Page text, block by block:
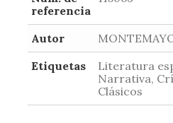
referencia
Autor
Etiquetas
Literatura
Narrativa,
Clásicos